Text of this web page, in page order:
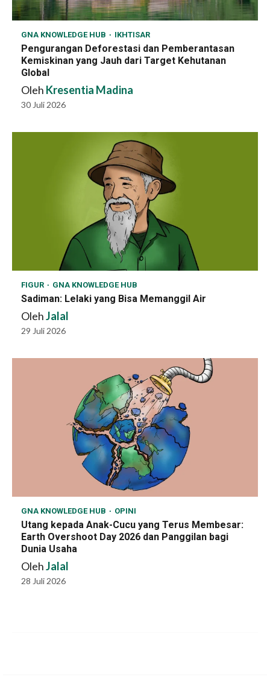
GNA KNOWLEDGE HUB IKHTISAR
Pengurangan Deforestasi dan Pemberantasan
Kemiskinan yang Jauh dari Target Kehutanan
Global
Oleh Kresentia Madina
30 Juli 2026
FIGUR GNA KNOWLEDGE HUB
Sadiman: Lelaki yang Bisa Memanggil Air
OlehJalal
29 Juli 2026
GNA KNOWLEDGE HUB OPINI
Utang kepada Anak-Cucu yang Terus Membesar:
Earth Overshoot Day 2026 dan Panggilan bagi
Dunia Usaha
OlehJalal
28 Juli 2026